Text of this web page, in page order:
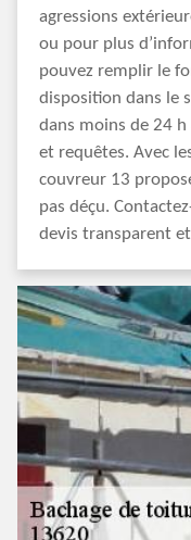
agressions
ou pour plus
pouvez remplir le
disposition dans le
dans moins de 24
et requêtes. Avec
couvreur 13
pas déçu.
devis transparent